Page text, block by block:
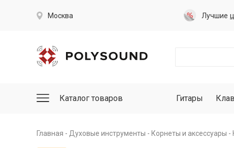
Москва Лучшие
Каталог товаров Гитары
Главная Духовые инструменты Корнеты и аксессуары